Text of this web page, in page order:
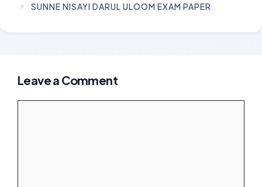
SUNNE NISAYI DARUL ULOOM EXAM PAPER
Leave a Comment